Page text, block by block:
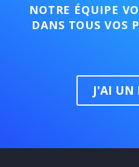
NOTRE ÉQUIPE
DANS TOUS VOS
J'AI UN